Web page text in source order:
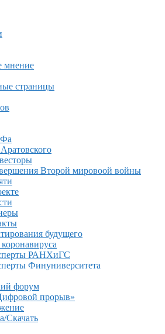
мнение
страницы
Второй мировоой войны
будущего
РАНХиГС
Финуниверситета
форум
прорыв»
Скачать